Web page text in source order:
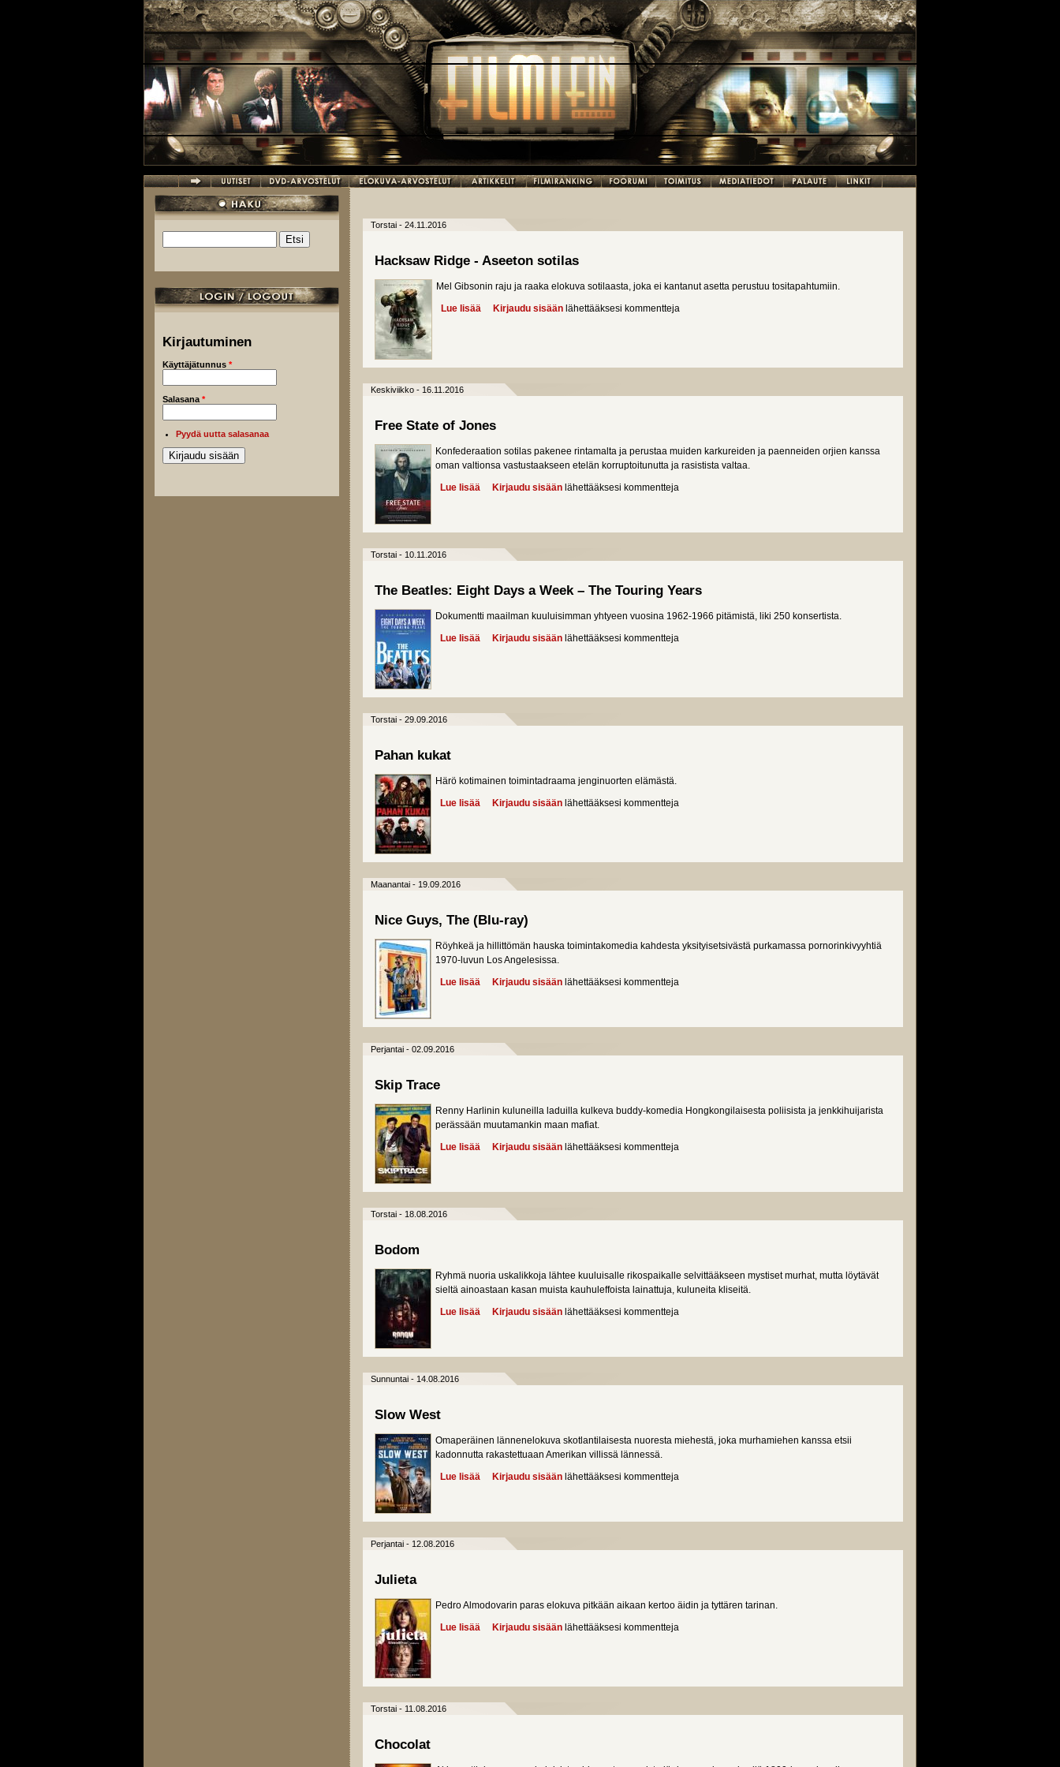
Hakulomake
Kirjautuminen
Käyttäjätunnus *
Salasana *
Pyydä uutta salasanaa
Torstai - 24.11.2016
Hacksaw Ridge - Aseeton sotilas
Mel Gibsonin raju ja raaka elokuva sotilaasta, joka ei kantanut asetta perustuu tositapahtumiin.
Lue lisää about Hacksaw Ridge - Aseeton sotilas
Kirjaudu sisään lähettääksesi kommentteja
Keskiviikko - 16.11.2016
Free State of Jones
Konfederaation sotilas pakenee rintamalta ja perustaa muiden karkureiden ja paenneiden orjien kanssa
oman valtionsa vastustaakseen etelän korruptoitunutta ja rasistista valtaa.
Lue lisää about Free State of Jones
Kirjaudu sisään lähettääksesi kommentteja
Torstai - 10.11.2016
The Beatles: Eight Days a Week – The Touring Years
Dokumentti maailman kuuluisimman yhtyeen vuosina 1962-1966 pitämistä, liki 250 konsertista.
Lue lisää about The Beatles: Eight Days a Week – The Touring Years
Kirjaudu sisään lähettääksesi kommentteja
Torstai - 29.09.2016
Pahan kukat
Härö kotimainen toimintadraama jenginuorten elämästä.
Lue lisää about Pahan kukat
Kirjaudu sisään lähettääksesi kommentteja
Maanantai - 19.09.2016
Nice Guys, The (Blu-ray)
Röyhkeä ja hillittömän hauska toimintakomedia kahdesta yksityisetsivästä purkamassa pornorinkivyyhtiä
1970-luvun Los Angelesissa.
Lue lisää about Nice Guys, The (Blu-ray)
Kirjaudu sisään lähettääksesi kommentteja
Perjantai - 02.09.2016
Skip Trace
Renny Harlinin kuluneilla laduilla kulkeva buddy-komedia Hongkongilaisesta poliisista ja jenkkihuijarista
perässään muutamankin maan mafiat.
Lue lisää about Skip Trace
Kirjaudu sisään lähettääksesi kommentteja
Torstai - 18.08.2016
Bodom
Ryhmä nuoria uskalikkoja lähtee kuuluisalle rikospaikalle selvittääkseen mystiset murhat, mutta löytävät
sieltä ainoastaan kasan muista kauhuleffoista lainattuja, kuluneita kliseitä.
Lue lisää about Bodom
Kirjaudu sisään lähettääksesi kommentteja
Sunnuntai - 14.08.2016
Slow West
Omaperäinen lännenelokuva skotlantilaisesta nuoresta miehestä, joka murhamiehen kanssa etsii
kadonnutta rakastettuaan Amerikan villissä lännessä.
Lue lisää about Slow West
Kirjaudu sisään lähettääksesi kommentteja
Perjantai - 12.08.2016
Julieta
Pedro Almodovarin paras elokuva pitkään aikaan kertoo äidin ja tyttären tarinan.
Lue lisää about Julieta
Kirjaudu sisään lähettääksesi kommentteja
Torstai - 11.08.2016
Chocolat